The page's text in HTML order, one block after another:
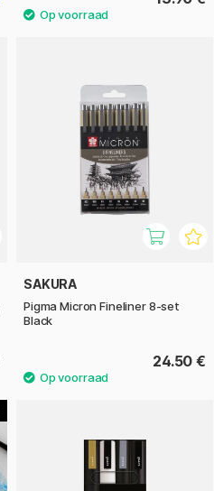
SAKURA
Pigma Micron Fineliner 8-set
Black
24.50 €